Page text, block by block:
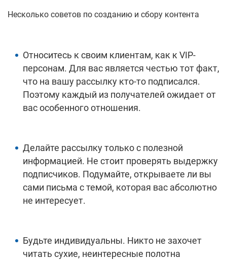
Несколько советов по созданию и сбору контента
Относитесь к своим клиентам, как к VIP-
персонам. Для вас является честью тот факт,
что на вашу рассылку кто-то подписался.
Поэтому каждый из получателей ожидает от
вас особенного отношения.
Делайте рассылку только с полезной
информацией. Не стоит проверять выдержку
подписчиков. Подумайте, открываете ли вы
сами письма с темой, которая вас абсолютно
не интересует.
Будьте индивидуальны. Никто не захочет
читать сухие, неинтересные полотна